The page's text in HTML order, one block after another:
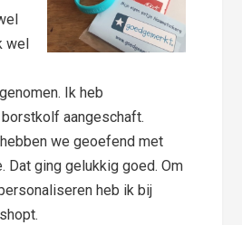
wel
Ik heb
aangeschaft.
we geoefend met
Dat ging gelukkig goed. Om
heb ik bij